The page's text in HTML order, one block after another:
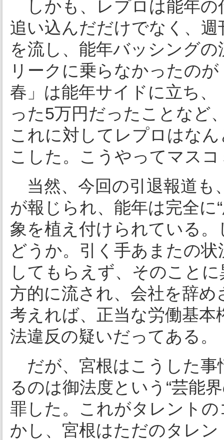
しかも、レプロは能年の
追い込んだだけでなく、
を流し、能年バッシング
リークに乗らなかったの
春」は能年サイドに立ち
った5万円だったことなど
これに対してレプロはな
こした。こうやってマス
当然、今回の引退報道も
が報じられ、能年は完全に
象を植え付けられている
どうか。引く手あまたの
してもらえず、そのこと
方的に流され、会社を辞
考えれば、正当な労働基
法違反の疑いだってある。
だが、宮根はこうした事
るのは御法度という“芸能
罪した。これがタレント
かし、宮根はただのタレ